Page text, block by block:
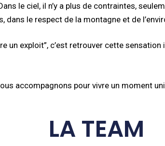
le ciel, il n’y a plus de contraintes,
dans le respect de la montagne et de
un exploit”, c’est retrouver cette
accompagnons pour vivre un moment
LA TEAM